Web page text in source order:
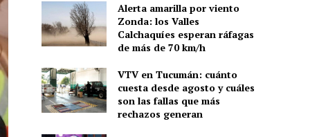
Alerta amarilla por viento
Zonda: los Valles
Calchaquíes esperan ráfagas
de más de 70 km/h
VTV en Tucumán: cuánto
cuesta desde agosto y cuáles
son las fallas que más
rechazos generan